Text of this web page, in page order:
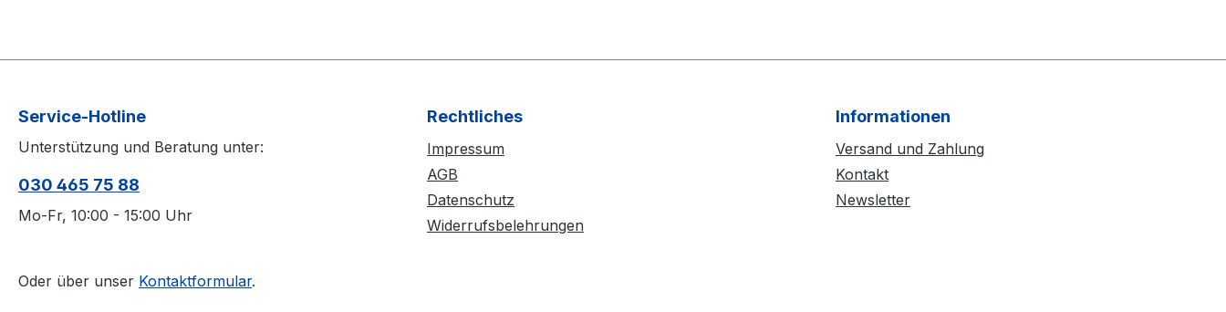
Service-Hotline
Unterstützung und Beratung unter:
030 465 75 88
Mo-Fr, 10:00 - 15:00 Uhr
Oder über unser Kontaktformular.
Rechtliches
Impressum
AGB
Datenschutz
Widerrufsbelehrungen
Informationen
Versand und Zahlung
Kontakt
Newsletter